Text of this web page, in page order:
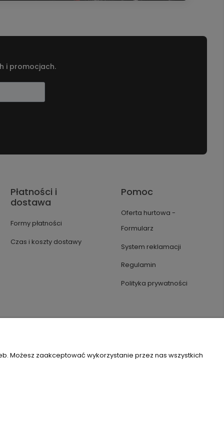
i promocjach.
Płatności i
dostawa
Formy płatności
Czas i koszty dostawy
Pomoc
Oferta hurtowa -
Formularz
System reklamacji
Regulamin
Polityka prywatności
Możesz zaakceptować wykorzystanie przez nas wszystkich